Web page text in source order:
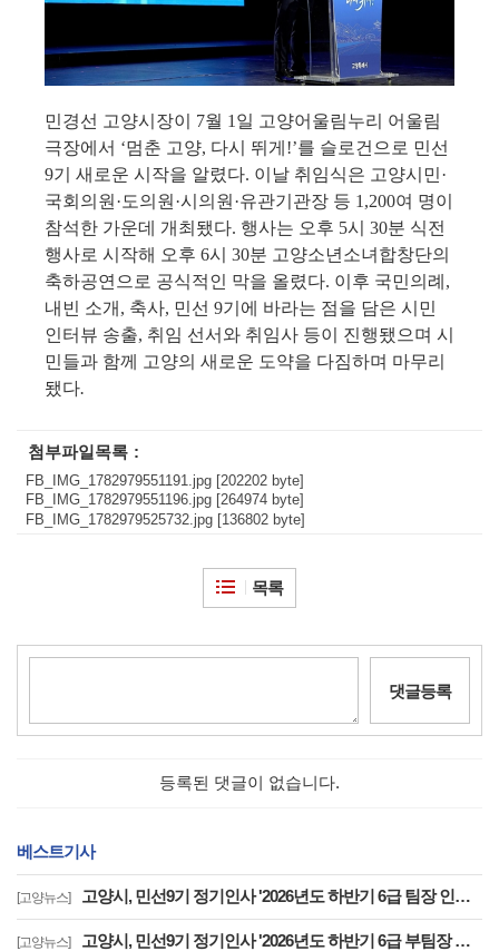
민경선 고양시장이 7월 1 일 고양어울림누리 어울림
극장에서 ‘멈춘 고양, 다시 뛰게 !’를 슬로건으로 민선
9기 새로운 시작을 알렸다. 이날 취임식은 고양시민·
국회의원 · 도의원 ·시의원 ·유관기관장 등 1,200여 명이
참석한 가운데 개최됐다. 행사는 오후 5시 30분 식전
행사로 시작해 오후 6시 30분 고양소년소녀합창단의
축하공연으로 공식적인 막을 올렸다. 이후 국민의례 ,
내빈 소개 , 축사, 민선 9기에 바라는 점을 담은 시민
인터뷰 송출, 취임 선서와 취임사 등이 진행됐으며 시
민들과 함께 고양의 새로운 도약을 다짐하며 마무리
됐다.
첨부파일목록
FB_IMG_1782979551191.jpg [202202 byte]
FB_IMG_1782979551196.jpg [264974 byte]
FB_IMG_1782979525732.jpg [136802 byte]
목록
댓글등록
등록된 댓글이 없습니다.
베스트기사
[고양뉴스] 고양시, 민선9기 정기인사 '2026년도 하반기 6급 팀장 인사발령 사항'
[고양뉴스] 고양시, 민선9기 정기인사 '2026년도 하반기 6급 부팀장 이하 인사발령 사항'